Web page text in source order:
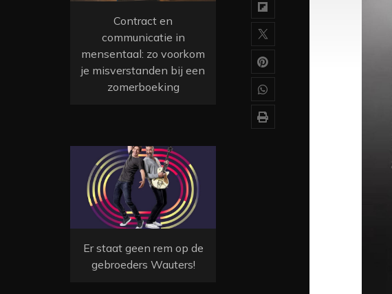
Contract en
communicatie in
mensentaal: zo voorkom
je misverstanden bij een
zomerboeking
Er staat geen rem op de
gebroeders Wauters!